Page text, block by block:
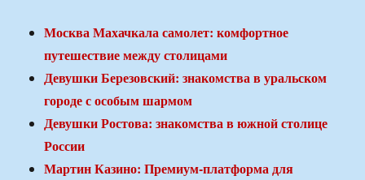
Москва Махачкала самолет: комфортное
путешествие между столицами
Девушки Березовский: знакомства в уральском
городе с особым шармом
Девушки Ростова: знакомства в южной столице
России
Мартин Казино: Премиум-платформа для